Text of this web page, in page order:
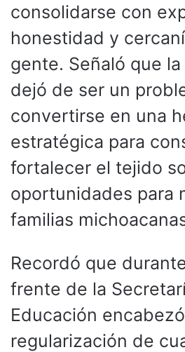
consolidarse con
honestidad y
gente. Señaló que
dejó de ser un
convertirse en una
estratégica para
fortalecer el tejido
oportunidades para
familias
Recordó que
frente de la
Educación
regularización de